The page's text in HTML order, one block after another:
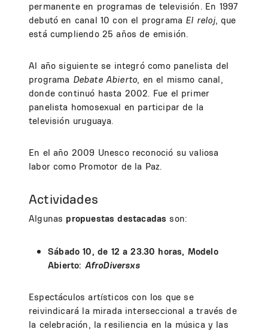
permanente en programas de televisión. En 1997
debutó en canal 10 con el programa El reloj, que
está cumpliendo 25 años de emisión.
Al año siguiente se integró como panelista del
programa Debate Abierto, en el mismo canal,
donde continuó hasta 2002. Fue el primer
panelista homosexual en participar de la
televisión uruguaya.
En el año 2009 Unesco reconoció su valiosa
labor como Promotor de la Paz.
Actividades
Algunas propuestas destacadasson:
Sábado 10, de 12 a 23.30 horas, Modelo
Abierto: AfroDiversxs
Espectáculos artísticos con los que se
reivindicará la mirada interseccional a través de
la celebración, la resiliencia en la música y las